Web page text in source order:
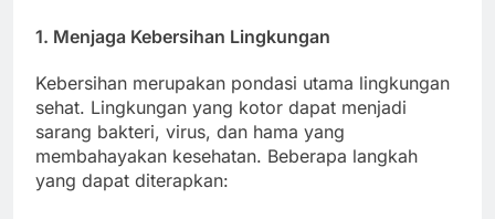
1. Menjaga Kebersihan Lingkungan
Kebersihan merupakan pondasi utama lingkungan
sehat. Lingkungan yang kotor dapat menjadi
sarang bakteri, virus, dan hama yang
membahayakan kesehatan. Beberapa langkah
yang dapat diterapkan: